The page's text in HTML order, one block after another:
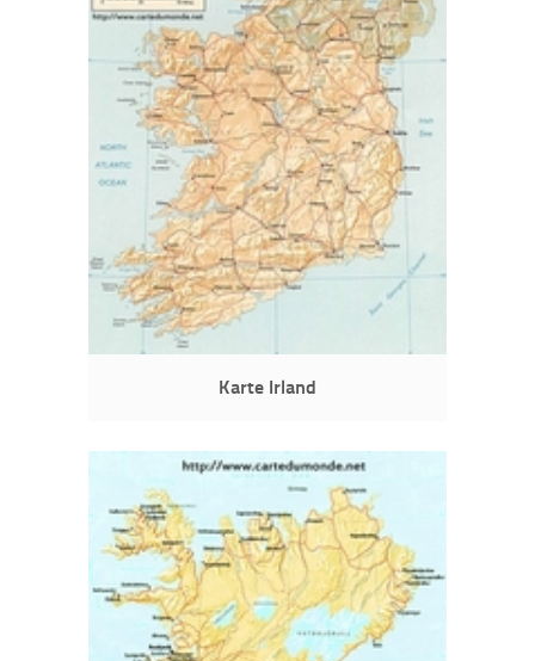
Karte Irland